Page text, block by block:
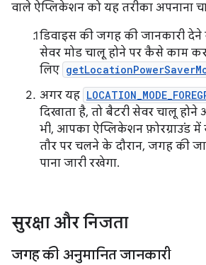
वाले ऐप्लिकेशन को यह तरीका अपनाना
डिवाइस की जगह की जानकारी देने
सेवर मोड चालू होने पर कैसे काम
लिए
अगर यह
दिखाता है, तो बैटरी सेवर चालू होने
भी, आपका ऐप्लिकेशन फ़ोरग्राउंड में
तौर पर चलने के दौरान, जगह की
पाना जारी रखेगा.
सुरक्षा और निजता
जगह की अनुमानित जानकारी